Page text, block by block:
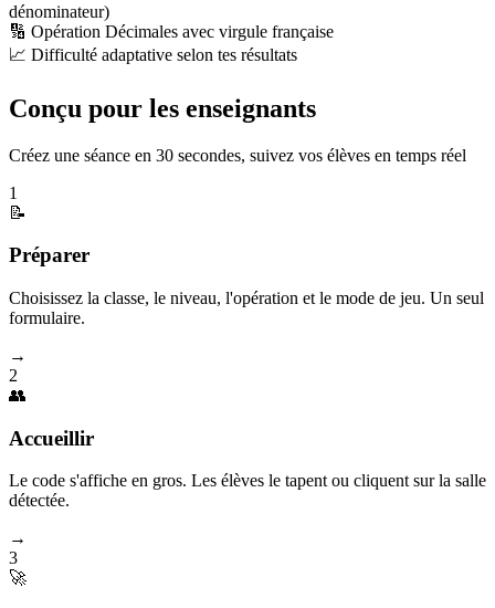
dénominateur)
🔢 Opération Décimales avec virgule française
📈 Difficulté adaptative selon tes résultats
Conçu pour les enseignants
Créez une séance en 30 secondes, suivez vos élèves en temps réel
1
📝
Préparer
Choisissez la classe, le niveau, l'opération et le mode de jeu. Un seul
formulaire.
→
2
👥
Accueillir
Le code s'affiche en gros. Les élèves le tapent ou cliquent sur la salle
détectée.
→
3
🚀